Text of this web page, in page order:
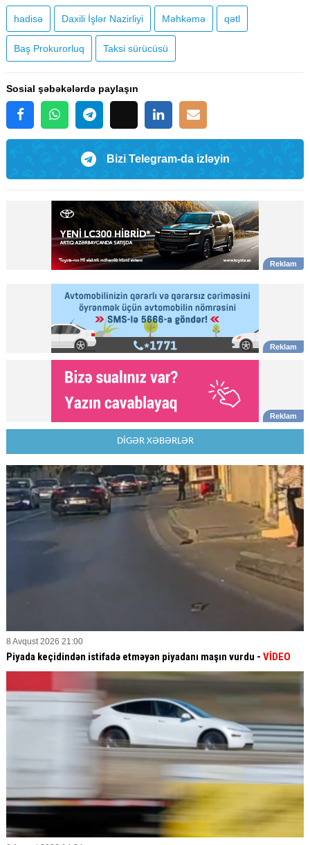
hadisə Daxili İşlər Nazirliyi Məhkəmə qətl
Baş Prokurorluq ​​​​​​​Taksi sürücüsü
Sosial şəbəkələrdə paylaşın
Bizi Telegram-da izləyin
DİGƏR XƏBƏRLƏR
8 Avqust 2026 21:00
Piyada keçidindən istifadə etməyən piyadanı maşın vurdu - VİDEO